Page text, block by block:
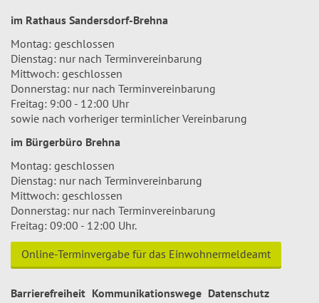
im Rathaus Sandersdorf-Brehna
Montag: geschlossen
Dienstag: nur nach Terminvereinbarung
Mittwoch: geschlossen
Donnerstag: nur nach Terminvereinbarung
Freitag: 9:00 - 12:00 Uhr
sowie nach vorheriger terminlicher Vereinbarung
im Bürgerbüro Brehna
Montag: geschlossen
Dienstag: nur nach Terminvereinbarung
Mittwoch: geschlossen
Donnerstag: nur nach Terminvereinbarung
Freitag: 09:00 - 12:00 Uhr.
Online-Terminvergabe für das Einwohnermeldeamt
Barrierefreiheit Kommunikationswege Datenschutz